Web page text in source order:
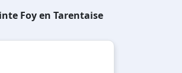
Foy en Tarentaise